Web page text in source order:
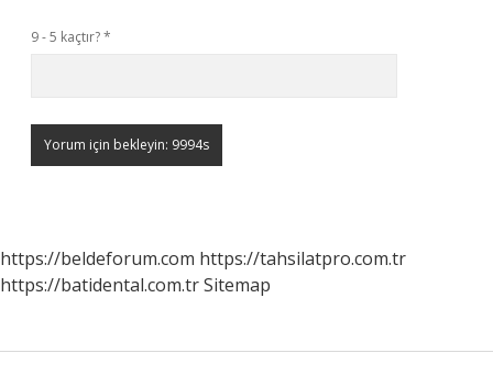
9 - 5 kaçtır?*
https://beldeforum.com https://tahsilatpro.com.tr
https://batidental.com.trSitemap